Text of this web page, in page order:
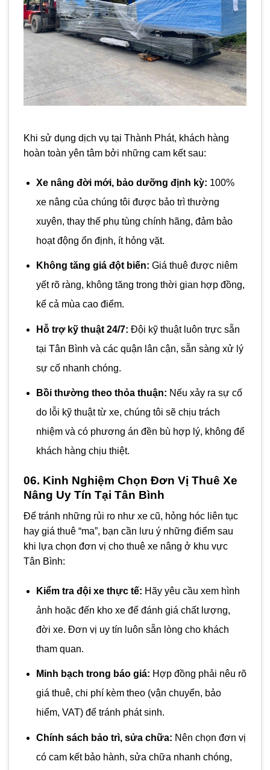
Khi sử dụng dịch vụ tại Thành Phát, khách hàng
hoàn toàn yên tâm bởi những cam kết sau:
Xe nâng đời mới, bảo dưỡng định kỳ: 100%
xe nâng của chúng tôi được bảo trì thường
xuyên, thay thế phụ tùng chính hãng, đảm bảo
hoạt động ổn định, ít hỏng vặt.
Không tăng giá đột biến: Giá thuê được niêm
yết rõ ràng, không tăng trong thời gian hợp đồng,
kể cả mùa cao điểm.
Hỗ trợ kỹ thuật 24/7: Đội kỹ thuật luôn trực sẵn
tại Tân Bình và các quận lân cận, sẵn sàng xử lý
sự cố nhanh chóng.
Bồi thường theo thỏa thuận: Nếu xảy ra sự cố
do lỗi kỹ thuật từ xe, chúng tôi sẽ chịu trách
nhiệm và có phương án đền bù hợp lý, không để
khách hàng chịu thiệt.
06. Kinh Nghiệm Chọn Đơn Vị Thuê Xe
Nâng Uy Tín Tại Tân Bình
Để tránh những rủi ro như xe cũ, hỏng hóc liên tục
hay giá thuê “ma”, bạn cần lưu ý những điểm sau
khi lựa chọn đơn vị cho thuê xe nâng ở khu vực
Tân Bình:
Kiểm tra đội xe thực tế: Hãy yêu cầu xem hình
ảnh hoặc đến kho xe để đánh giá chất lượng,
đời xe. Đơn vị uy tín luôn sẵn lòng cho khách
tham quan.
Minh bạch trong báo giá: Hợp đồng phải nêu rõ
giá thuê, chi phí kèm theo (vận chuyển, bảo
hiểm, VAT) để tránh phát sinh.
Chính sách bảo trì, sửa chữa: Nên chọn đơn vị
có cam kết bảo hành, sửa chữa nhanh chóng,